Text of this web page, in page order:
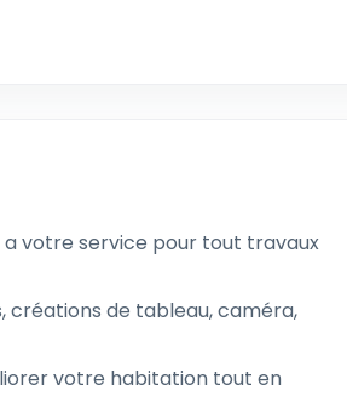
votre service pour tout travaux
créations de tableau, caméra,
votre habitation tout en